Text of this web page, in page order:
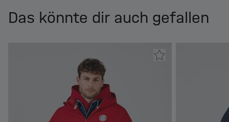
Das könnte dir auch gefallen